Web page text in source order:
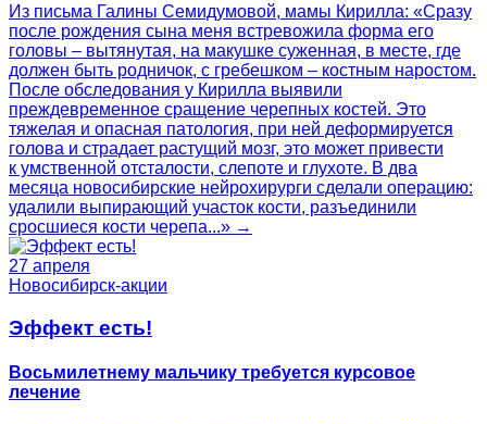
Из письма Галины Семидумовой, мамы Кирилла: «Сразу
после рождения сына меня встревожила форма его
головы – вытянутая, на макушке суженная, в месте, где
должен быть родничок, с гребешком – костным наростом.
После обследования у Кирилла выявили
преждевременное сращение черепных костей. Это
тяжелая и опасная патология, при ней деформируется
голова и страдает растущий мозг, это может привести
к умственной отсталости, слепоте и глухоте. В два
месяца новосибирские нейрохирурги сделали операцию:
удалили выпирающий участок кости, разъединили
сросшиеся кости черепа...» →
27 апреля
Новосибирск-акции
Эффект есть!
Восьмилетнему мальчику требуется курсовое
лечение